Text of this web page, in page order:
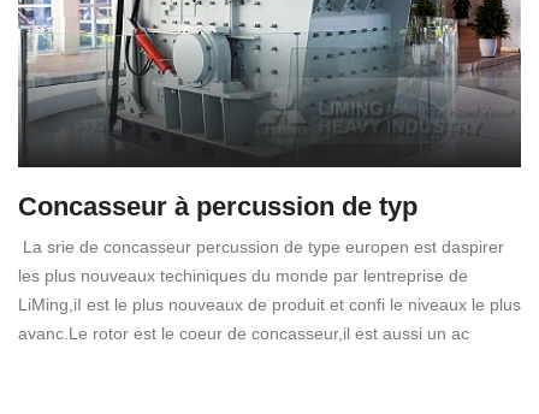
Concasseur à percussion de typ
La srie de concasseur percussion de type europen est daspirer
les plus nouveaux techiniques du monde par lentreprise de
LiMing,iI est le plus nouveaux de produit et confi le niveaux le plus
avanc.Le rotor est le coeur de concasseur,il est aussi un ac